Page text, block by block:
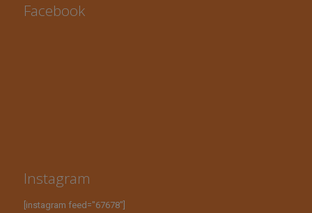
Facebook
Instagram
[instagram feed="67678"]